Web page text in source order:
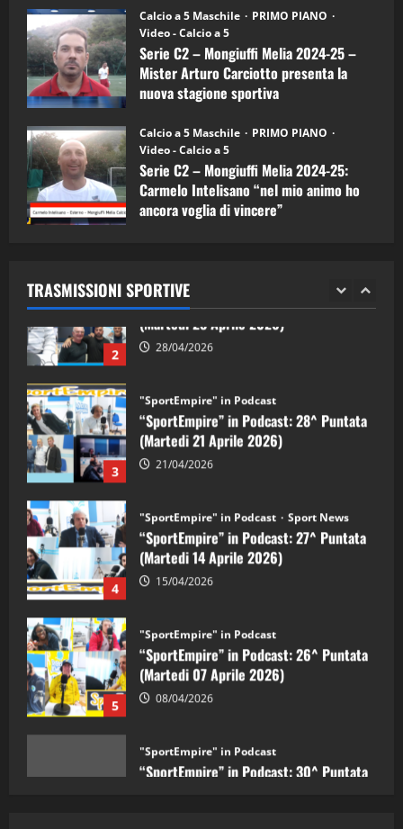
Calcio a 5 Maschile
PRIMO PIANO
Video - Calcio a 5
Serie C2 – Mongiuffi Melia 2024-25 –
Mister Arturo Carciotto presenta la
nuova stagione sportiva
Calcio a 5 Maschile
PRIMO PIANO
Video - Calcio a 5
Serie C2 – Mongiuffi Melia 2024-25:
Carmelo Intelisano “nel mio animo ho
ancora voglia di vincere”
TRASMISSIONI SPORTIVE
5
“SportEmpire” in Podcast: 26^ Puntata
(Martedi 07 Aprile 2026)
08/04/2026
1
“SportEmpire” in Podcast: 30^ Puntata
(Martedi 05 Maggio 2026)
08/05/2026
2 28/04/2026
3
"SportEmpire" in Podcast
21/04/2026
4
"SportEmpire" in Podcast
15/04/2026
5
"SportEmpire" in Podcast
08/04/2026
"SportEmpire" in Podcast
08/05/2026